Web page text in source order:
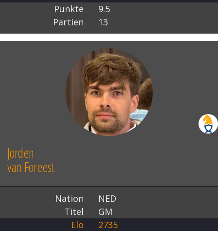
Punkte
9.5
Partien
13
Jorden
van Foreest
Nation
NED
Titel
GM
Elo
2735